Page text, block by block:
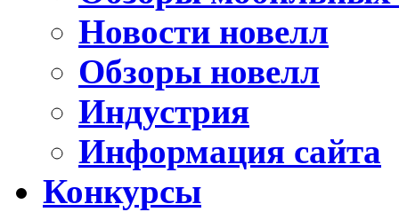
Новости новелл
Обзоры новелл
Индустрия
Информация сайта
Конкурсы